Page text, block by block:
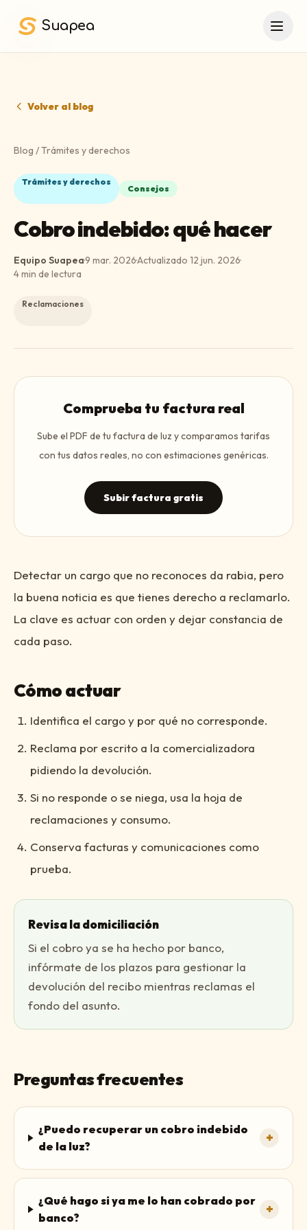
Suapea
Volver al blog
Blog /Trámites y derechos
Trámites y derechos
Consejos
Cobro indebido: qué hacer
Equipo Suapea·9 mar. 2026·Actualizado 12 jun. 2026·
4min de lectura
Reclamaciones
Comprueba tu factura real
Sube el PDF de tu factura de luz y comparamos tarifas
con tus datos reales, no con estimaciones genéricas.
Subir factura gratis
Detectar un cargo que no reconoces da rabia, pero
la buena noticia es que tienes derecho a reclamarlo.
La clave es actuar con orden y dejar constancia de
cada paso.
Cómo actuar
Identifica el cargo y por qué no corresponde.
Reclama por escrito a la comercializadora
pidiendo la devolución.
Si no responde o se niega, usa la hoja de
reclamaciones y consumo.
Conserva facturas y comunicaciones como
prueba.
Revisa la domiciliación
Si el cobro ya se ha hecho por banco,
infórmate de los plazos para gestionar la
devolución del recibo mientras reclamas el
fondo del asunto.
Preguntas frecuentes
¿Puedo recuperar un cobro indebido
de la luz?
+
¿Qué hago si ya me lo han cobrado por
banco?
+